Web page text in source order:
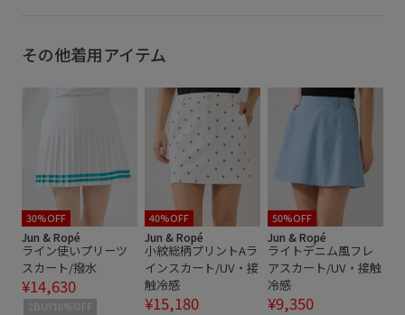
JUN&ROPE260422クーポン対象アイテム
JUN&ROPE260521クーポン対象アイテム sleeveless_golf
さらりとした なめらか
サスティナブル スカート デザイン性 ノースリーブ
プルオーバー 伸縮性 光沢感 吸水速乾
夏の機能素材アイテム 接触冷感 総柄プリント
透け感 遊び心がある
その他着用アイテム
30%OFF
Jun & Ropé
ライン使いプリーツ
スカート/撥水
¥14,630
2BUY10%OFF
40%OFF
Jun & Ropé
小紋総柄プリントAラ
インスカート/UV・接
触冷感
¥15,180
50%OFF
Jun & Ropé
ライトデニム風フレ
アスカート/UV・接触
冷感
¥9,350